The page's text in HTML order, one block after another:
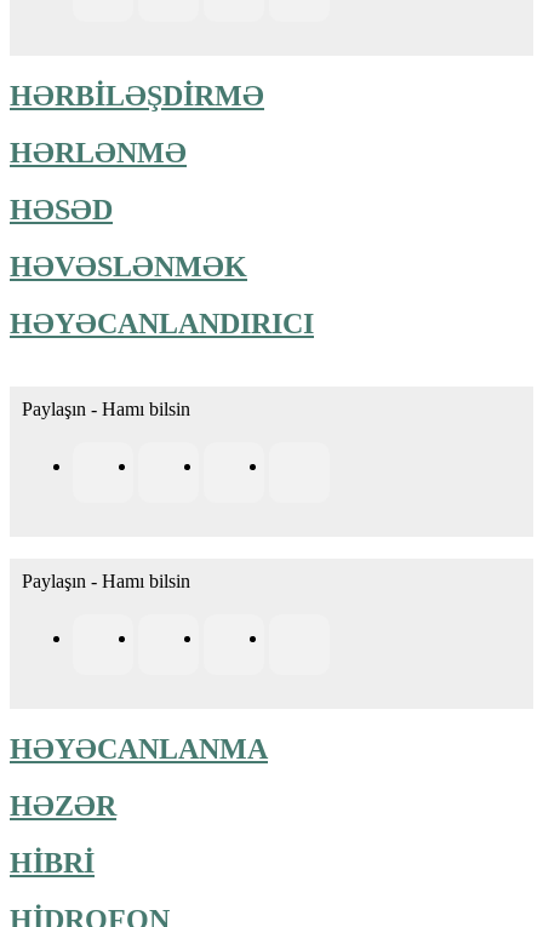
HƏRBİLƏŞDİRMƏ
HƏRLƏNMƏ
HƏSƏD
HƏVƏSLƏNMƏK
HƏYƏCANLANDIRICI
Paylaşın - Hamı bilsin
Paylaşın - Hamı bilsin
HƏYƏCANLANMA
HƏZƏR
HİBRİ
HİDROFON